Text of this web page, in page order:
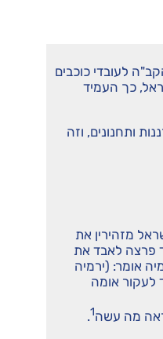
לעובדי כוכבים
כך העמיד
ותחנונים, וזה
מזהירין את
פרצה לאבד את
אומר: (ירמיה
לעקור אומה
מה עשה1
.